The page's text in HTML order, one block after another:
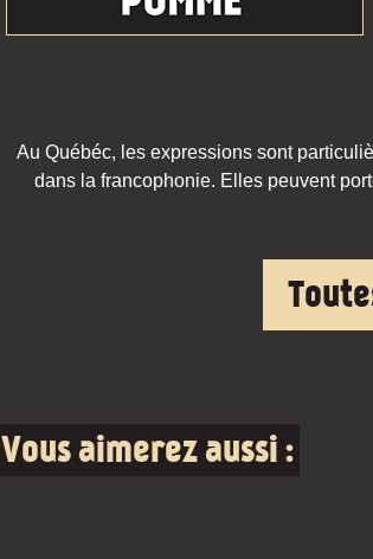
Au Québéc, les expressions sont
dans la francophonie. Elles peuvent
Vous aimerez aussi :